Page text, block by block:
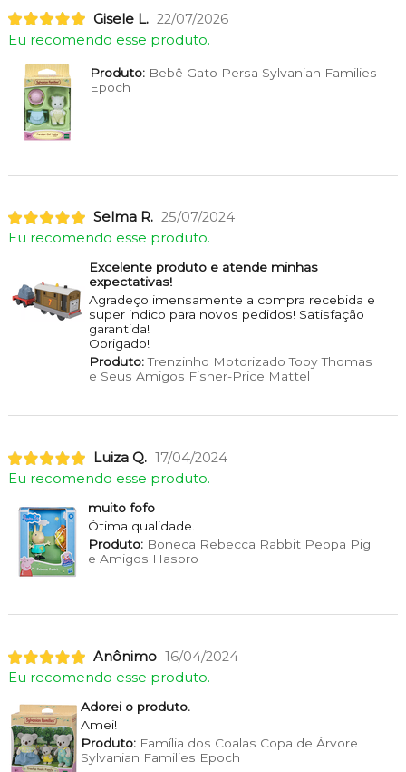
Gisele L. 22/07/2026
Eu recomendo esse produto.
Produto:Bebê Gato Persa Sylvanian Families
Epoch
Selma R. 25/07/2024
Eu recomendo esse produto.
Excelente produto e atende minhas
expectativas!
Agradeço imensamente a compra recebida e
super indico para novos pedidos! Satisfação
garantida!
Obrigado!
Produto:Trenzinho Motorizado Toby Thomas
e Seus Amigos Fisher-Price Mattel
Luiza Q. 17/04/2024
Eu recomendo esse produto.
muito fofo
Ótima qualidade.
Produto:Boneca Rebecca Rabbit Peppa Pig
e Amigos Hasbro
Anônimo 16/04/2024
Eu recomendo esse produto.
Adorei o produto.
Amei!
Produto:Família dos Coalas Copa de Árvore
Sylvanian Families Epoch